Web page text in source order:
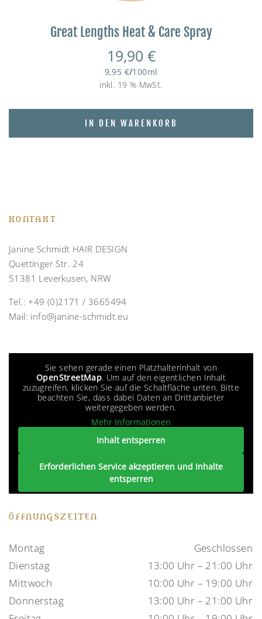
Great Lengths Heat & Care Spray
19,90 €
9,95 €/100ml
inkl. 19 % MwSt.
IN DEN WARENKORB
KONTAKT
Janine Schmidt HAIR DESIGN
Quettinger Str. 24
51381 Leverkusen, NRW
Tel.:+49 (0)2171 / 3665494
Mail: info@janine-schmidt.eu
Sie sehen gerade einen Platzhalterinhalt von
OpenStreetMap. Um auf den eigentlichen Inhalt
zuzugreifen, klicken Sie auf die Schaltfläche unten. Bitte
beachten Sie, dass dabei Daten an Drittanbieter
weitergegeben werden.
Mehr Informationen
Inhalt entsperren
Erforderlichen Service akzeptieren und Inhalte
entsperren
ÖFFNUNGSZEITEN
Montag
Geschlossen
Dienstag
13:00 Uhr – 21:00 Uhr
Mittwoch
10:00 Uhr – 19:00 Uhr
Donnerstag
13:00 Uhr – 21:00 Uhr